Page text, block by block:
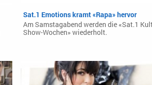
Sat.1 Emotions kramt «Rapa» hervor
Am Samstagabend werden die «Sat.1
Show-Wochen» wiederholt.